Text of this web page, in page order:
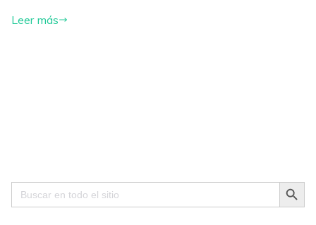
Leer más
Search
for:
Search Button